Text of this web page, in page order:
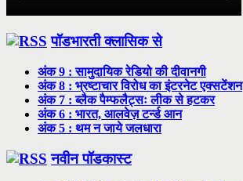
पॉडभारती क्लासिक से
अंक 9 : सामुदायिक रेडियो की दीवानगी
अंक 8 : भ्रष्टाचार विरोध का इंटरनेट एक्सटेंशन
अंक 7 : ब्लैक पैम्फलैट्सः लीक से हटकर
अंक 6 : भारत, आलवेज़ टर्न्ड आन
अंक 5 : थम न जाये जलधारा
नवीन पॉडकास्ट